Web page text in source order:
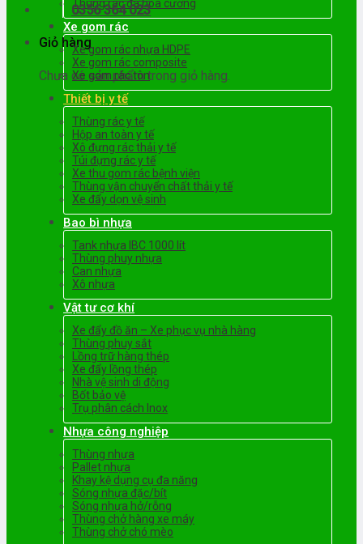
0356 364 023
Giỏ hàng
Chưa có sản phẩm trong giỏ hàng.
Thùng rác đá hoa cương
Xe gom rác
Xe gom rác nhựa HDPE
Xe gom rác composite
Xe gom rác tôn
Thiết bị y tế
Thùng rác y tế
Hộp an toàn y tế
Xô đựng rác thải y tế
Túi đựng rác y tế
Xe thu gom rác bệnh viện
Thùng vận chuyển chất thải y tế
Xe đẩy dọn vệ sinh
Bao bì nhựa
Tank nhựa IBC 1000 lít
Thùng phuy nhựa
Can nhựa
Xô nhựa
Vật tư cơ khí
Xe đẩy đồ ăn – Xe phục vụ nhà hàng
Thùng phuy sắt
Lồng trữ hàng thép
Xe đẩy lồng thép
Nhà vệ sinh di động
Bốt bảo vệ
Trụ phân cách Inox
Nhựa công nghiệp
Thùng nhựa
Pallet nhựa
Khay kệ dụng cụ đa năng
Sóng nhựa đặc/bít
Sóng nhựa hở/rỗng
Thùng chở hàng xe máy
Thùng chở chó mèo